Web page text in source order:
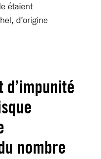
étaient
d’origine
d’impunité
nombre